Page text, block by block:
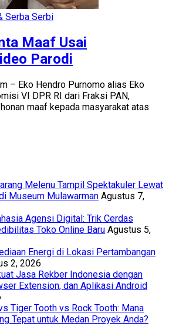
Serba Serbi
Maaf Usai
Parodi
– Eko Hendro Purnomo alias Eko
VI DPR RI dari Fraksi PAN,
maaf kepada masyarakat atas
Melenu Tampil Spektakuler Lewat
Museum Mulawarman Agustus 7,
Agensi Digital: Trik Cerdas
Toko Online Baru Agustus 5,
Energi di Lokasi Pertambangan
2, 2026
Jasa Rekber Indonesia dengan
Extension, dan Aplikasi Android
Tiger Tooth vs Rock Tooth: Mana
Tepat untuk Medan Proyek Anda?